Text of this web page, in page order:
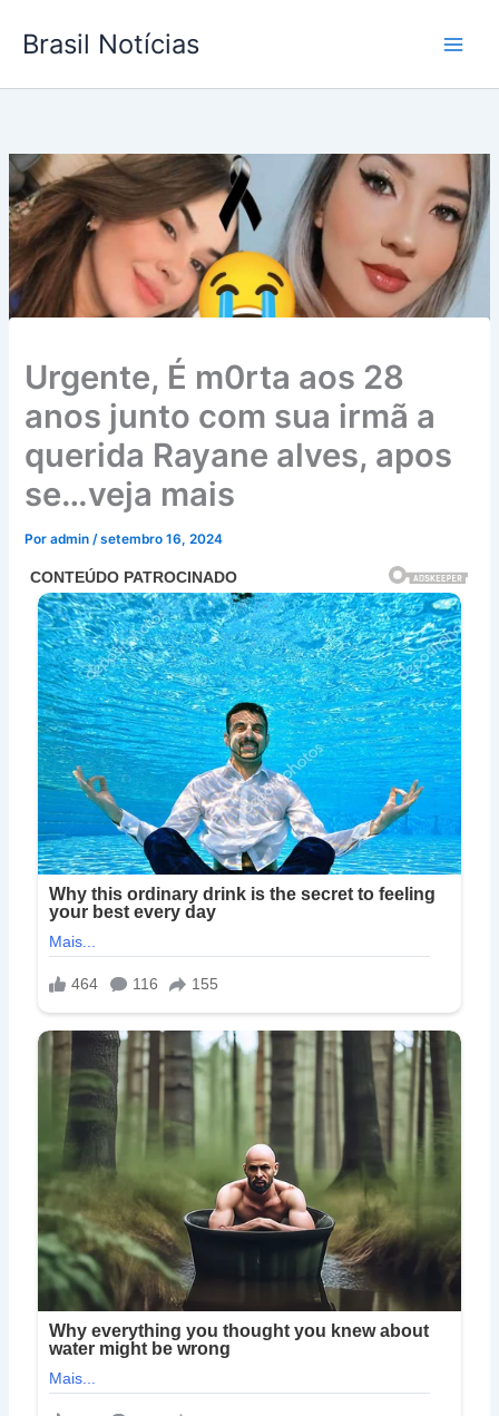
para
conteúdo
Brasil Notícias
Urgente, É m0rta aos 28
anos junto com sua irmã a
querida Rayane alves, apos
se…veja mais
Poradmin/setembro 16, 2024